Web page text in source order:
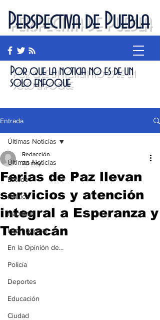
Perspectiva de Puebla
Por que la noticia no es de un
solo enfoque
Entrada
Últimas Noticias
Estado
Política
Nacional
Internacional
En la Opinión de...
Policía
Deportes
Educación
Ciudad
Últimas Noticias
Ferias de Paz llevan
servicios y atención
integral a Esperanza y
Tehuacán
Redacción.
20 may